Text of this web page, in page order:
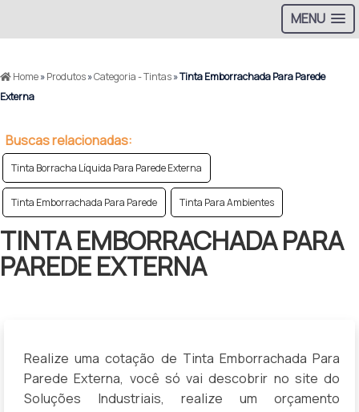
MENU
Home»Produtos»Categoria - Tintas»Tinta Emborrachada Para Parede
Externa
Buscas relacionadas:
Tinta Borracha Líquida Para Parede Externa
Tinta Emborrachada Para Parede Tinta Para Ambientes
TINTA EMBORRACHADA PARA
PAREDE EXTERNA
Realize uma cotação de Tinta Emborrachada Para
Parede Externa, você só vai descobrir no site do
Soluções Industriais, realize um orçamento